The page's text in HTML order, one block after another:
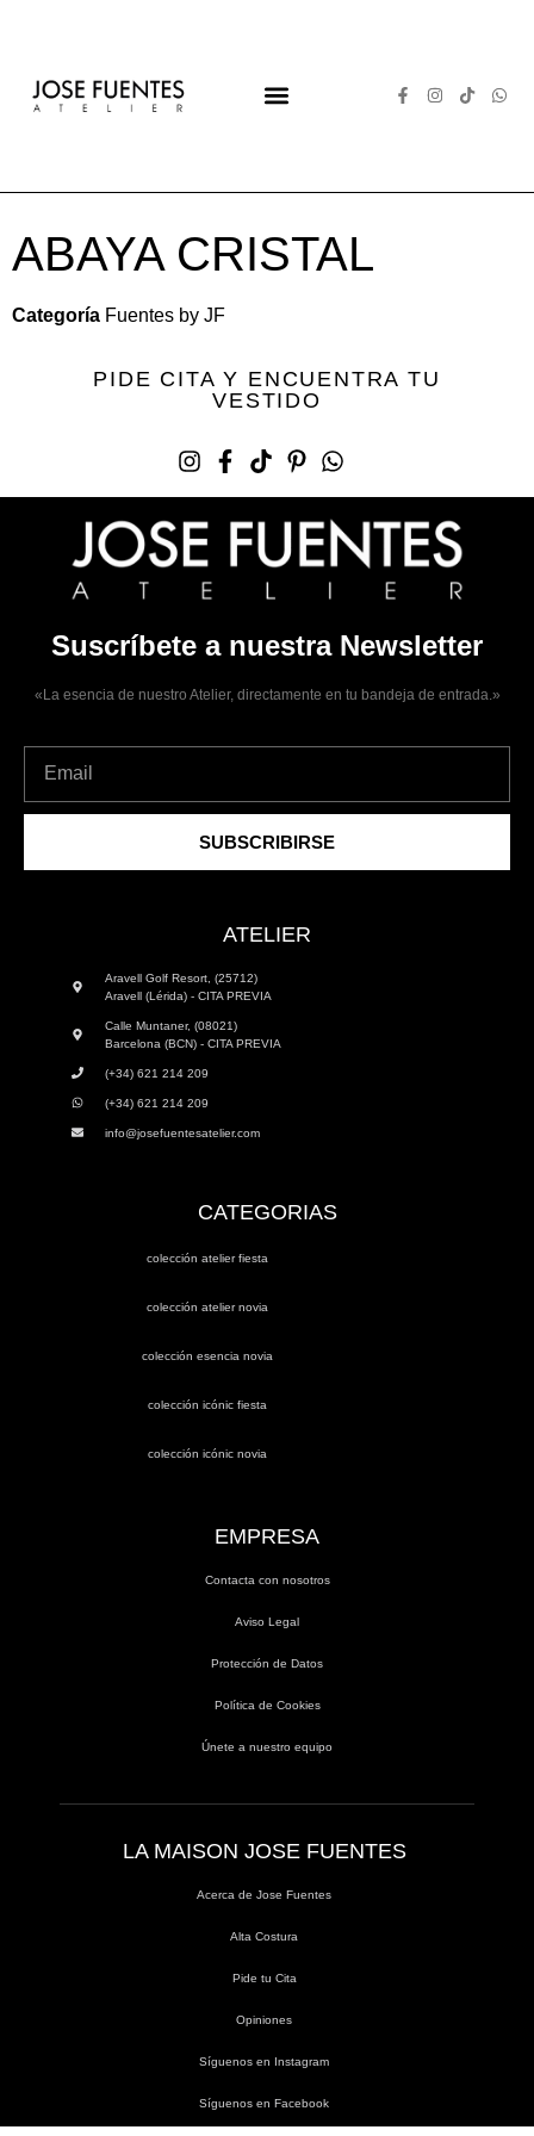
ABAYA CRISTAL
Categoría Fuentes by JF
PIDE CITA Y ENCUENTRA TU
VESTIDO
Suscríbete a nuestra Newsletter
«La esencia de nuestro Atelier, directamente en tu bandeja de entrada.»
SUBSCRIBIRSE
ATELIER
Aravell Golf Resort, (25712)
Aravell (Lérida) - CITA PREVIA
Calle Muntaner, (08021)
Barcelona (BCN) - CITA PREVIA
(+34) 621 214 209
(+34) 621 214 209
info@josefuentesatelier.com
CATEGORIAS
colección atelier fiesta
colección atelier novia
colección esencia novia
colección icónic fiesta
colección icónic novia
EMPRESA
Contacta con nosotros
Aviso Legal
Protección de Datos
Política de Cookies
Únete a nuestro equipo
LA MAISON JOSE FUENTES
Acerca de Jose Fuentes
Alta Costura
Pide tu Cita
Opiniones
Síguenos en Instagram
Síguenos en Facebook